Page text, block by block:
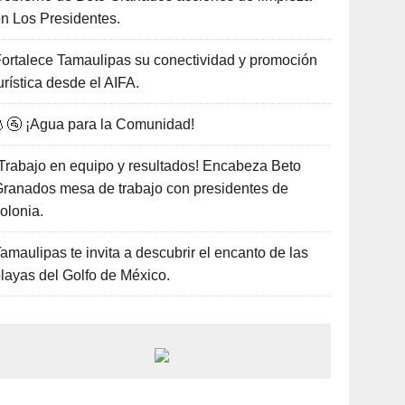
Los Presidentes.
Tamaulipas su conectividad y promoción
desde el AIFA.
¡Agua para la Comunidad!
en equipo y resultados! Encabeza Beto
mesa de trabajo con presidentes de
te invita a descubrir el encanto de las
del Golfo de México.